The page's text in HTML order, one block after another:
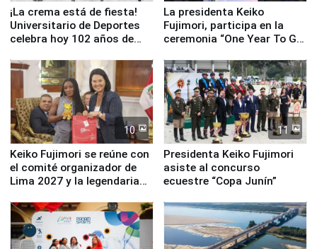
¡La crema está de fiesta!
Universitario de Deportes
celebra hoy 102 años de
La presidenta Keiko
Fujimori, participa en la
ceremonia “One Year To Go
10
Keiko Fujimori se reúne con
el comité organizador de
Lima 2027 y la legendaria
11
Presidenta Keiko Fujimori
asiste al concurso
ecuestre “Copa Junín”